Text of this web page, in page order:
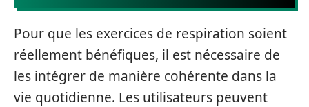
Pour que les exercices de respiration soient
réellement bénéfiques, il est nécessaire de
les intégrer de manière cohérente dans la
vie quotidienne. Les utilisateurs peuvent